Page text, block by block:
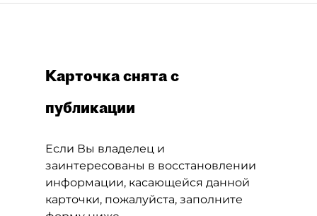
Карточка снята с
публикации
Если Вы владелец и
заинтересованы в восстановлении
информации, касающейся данной
карточки, пожалуйста, заполните